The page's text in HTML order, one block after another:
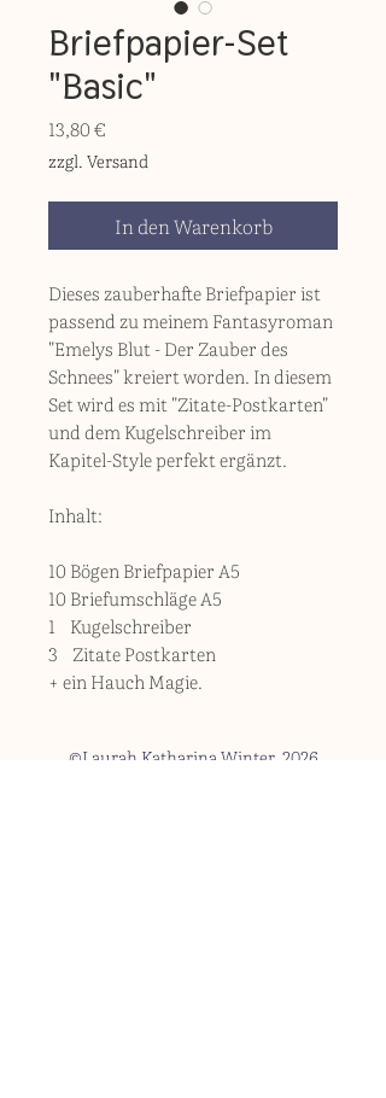
Briefpapier-Set
"Basic"
13,80 €
zzgl. Versand
In den Warenkorb
Dieses zauberhafte Briefpapier ist
passend zu meinem Fantasyroman
"Emelys Blut - Der Zauber des
Schnees" kreiert worden. In diesem
Set wird es mit "Zitate-Postkarten"
und dem Kugelschreiber im
Kapitel-Style perfekt ergänzt.
Inhalt:
10 Bögen Briefpapier A5
10 Briefumschläge A5
1 Kugelschreiber
3 Zitate Postkarten
+ ein Hauch Magie.
©Laurah Katharina Winter 2026